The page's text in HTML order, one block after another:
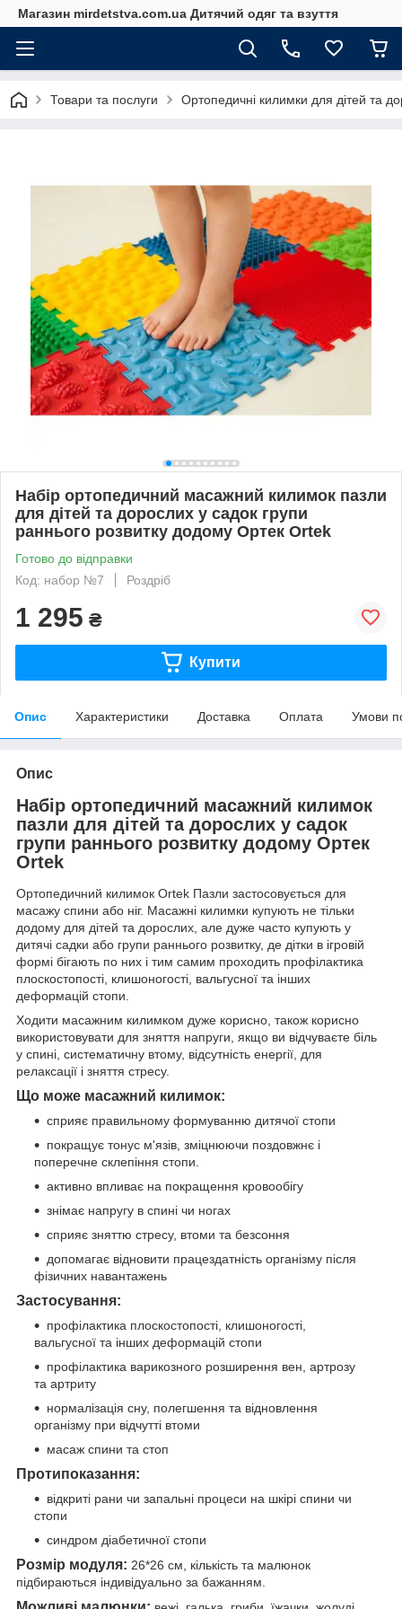
Магазин mirdetstva.com.ua Дитячий одяг та взуття
Товари та послуги Ортопедичні килимки для дітей та
Набір ортопедичний масажний килимок пазли
для дітей та дорослих у садок групи
раннього розвитку додому Ортек Ortek
Готово до відправки
Код: набор №7
Роздріб
1 295 ₴
Купити
Опис Характеристики Доставка Оплата Умови
Опис
Набір ортопедичний масажний килимок
пазли для дітей та дорослих у садок
групи раннього розвитку додому Ортек
Ortek
Ортопедичний килимок Ortek Пазли застосовується для
масажу спини або ніг. Масажні килимки купують не тільки
додому для дітей та дорослих, але дуже часто купують у
дитячі садки або групи раннього розвитку, де дітки в ігровій
формі бігають по них і тим самим проходить профілактика
плоскостопості, клишоногості, вальгусної та інших
деформацій стопи.
Ходити масажним килимком дуже корисно, також корисно
використовувати для зняття напруги, якщо ви відчуваєте біль
у спині, систематичну втому, відсутність енергії, для
релаксації і зняття стресу.
Що може масажний килимок:
сприяє правильному формуванню дитячої стопи
покращує тонус м'язів, зміцнюючи поздовжнє і
поперечне склепіння стопи.
активно впливає на покращення кровообігу
знімає напругу в спині чи ногах
сприяє зняттю стресу, втоми та безсоння
допомагає відновити працездатність організму після
фізичних навантажень
Застосування:
профілактика плоскостопості, клишоногості,
вальгусної та інших деформацій стопи
профілактика варикозного розширення вен, артрозу
та артриту
нормалізація сну, полегшення та відновлення
організму при відчутті втоми
масаж спини та стоп
Протипоказання:
відкриті рани чи запальні процеси на шкірі спини чи
стопи
синдром діабетичної стопи
Розмір модуля: 26*26 см, кількість та малюнок
підбираються індивідуально за бажанням.